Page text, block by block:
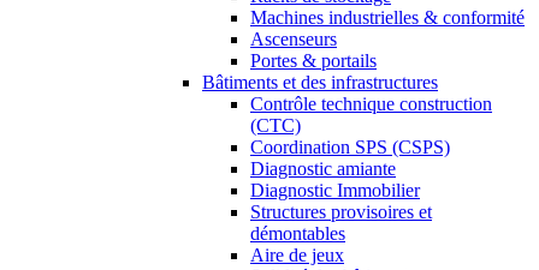
Machines industrielles & conformité
Ascenseurs
Portes & portails
Bâtiments et des infrastructures
Contrôle technique construction
(CTC)
Coordination SPS (CSPS)
Diagnostic amiante
Diagnostic Immobilier
Structures provisoires et
démontables
Aire de jeux